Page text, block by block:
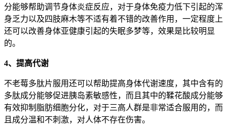
分能够帮助调节身体炎症反应，对于身体免疫力低下引起的浑
身乏力以及四肢麻木等不适有着不错的改善作用，一定程度上
还可以改善身体亚健康引起的失眠多梦等，效果是比较明显
的。
4、提高代谢
不老莓多肽片服用还可以帮助提高身体代谢速度，其中含有的
多肽成分能够促进胰岛素敏感性，而且其中的鞣花酸成分能够
有效抑制脂肪细胞分化，对于三高人群是非常适合服用的，而
且成分温和不刺激，对人体不存在伤害。